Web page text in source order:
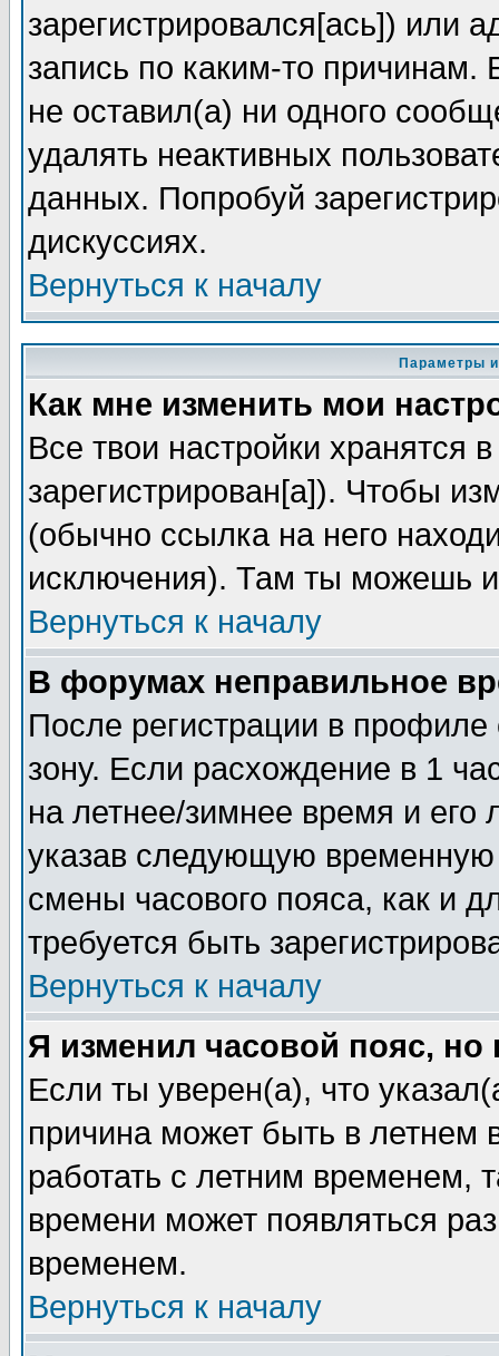
зарегистрировался[ась]) или
запись по каким-то причинам.
не оставил(а) ни одного
удалять неактивных
данных. Попробуй
дискуссиях.
Вернуться к началу
Параметры
Как мне изменить мои
Все твои настройки хранятся
зарегистрирован[а]). Чтобы
(обычно ссылка на него
исключения). Там ты можешь
Вернуться к началу
В форумах неправильное
После регистрации в
зону. Если расхождение в 1
на летнее/зимнее время и его
указав следующую временную
смены часового пояса, как и
требуется быть
Вернуться к началу
Я изменил часовой пояс,
Если ты уверен(а), что
причина может быть в
работать с летним временем,
времени может появляться
временем.
Вернуться к началу